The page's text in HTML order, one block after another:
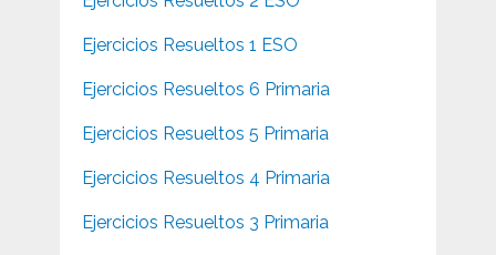
Ejercicios Resueltos 1 ESO
Ejercicios Resueltos 6 Primaria
Ejercicios Resueltos 5 Primaria
Ejercicios Resueltos 4 Primaria
Ejercicios Resueltos 3 Primaria